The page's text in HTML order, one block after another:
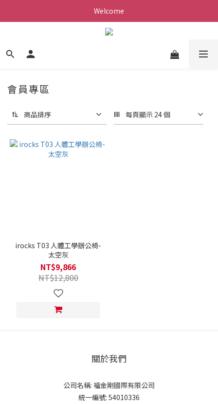
Welcome
會員專區
商品排序 每頁顯示 24 個
irocks T03 人體工學辦公椅-
太空灰
NT$9,866
NT$12,800
關於我們
公司名稱: 福金剛國際有限公司
統一編號: 54010336